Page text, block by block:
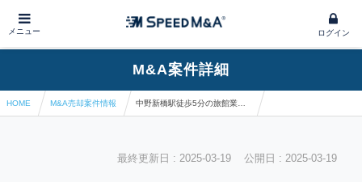
メニュー ログイン
M&A案件詳細
HOME M&A売却案件情報
最終更新日 : 2025-03-19 公開日 : 2025-03-19